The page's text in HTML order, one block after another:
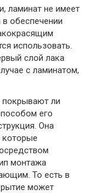
ламинат не имеет
обеспечении
использовать.
слой лака
с ламинатом,
ли
его
Она
которые
монтажа
То есть в
может